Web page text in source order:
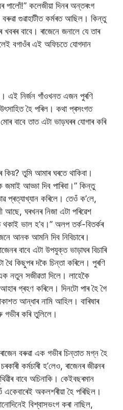
পালোঁ!” কলেজীয়া দিনৰ অন্তৰংগ
গুৱাহাটীত কৰ্মৰত আছিল। কিন্তু
বাবে। ৰাজেনে জনালে যে তাৰ
বগাওঁৰ এই অফিচতে যোগদান
এই নিৰ্জন গাঁওখনত এজন পুৰণি
হৈ পৰিল। কথা প্ৰসংগত
বাবে তাত এটা ভাড়ঘৰৰ যোগাৰ কৰি
কিয়? তুমি আমাৰ ঘৰতে থাকিবা।
আড্ডা দিব পাৰিবা।” কিন্তু
প্ৰত্যাখ্যান কৰিলে। তেওঁ ক’লে,
আছে, ঘৰখনৰ নিজা এটা পৰিৱেশ
ভাল হ’ব।” অলপ তৰ্ক-বিতৰ্কৰ
আনক আমনি দিব নিবিচাৰে।
বাবে এটা উপযুক্ত ভাড়াঘৰ বিচাৰি
থৈ কিছুপৰ দকৈ চিন্তা কৰিলে। পুৰণি
নতুন সজীৱতা দিলে। লাহেকৈ
গ্ৰহণ কৰিলে। দিনটো পাৰ হৈ গৈ
আন্ধাৰ নামি আহিল। বাৰিষাৰ
গভীৰ কৰি তুলিলে।
বৰুৱা এক গভীৰ চিন্তাত মগ্ন হৈ
কৰ্মচাৰী হ’লেও, ৰাজেনৰ জীৱনৰ
বাবে অচিনাকি। কেইবছৰমান
অকলশৰীয়া হৈ পৰিছিল।
বিশ্বাসভংগ কৰা নাছিল,